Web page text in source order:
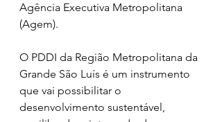
Agência Executiva Metropolitana
(Agem).
O PDDI da Região Metropolitana da
Grande São Luís é um instrumento
que vai possibilitar o
desenvolvimento sustentável,